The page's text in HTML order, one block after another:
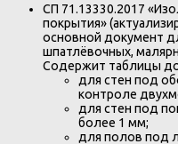
СП 71.13330.2017
покрытия»
основной документ
шпатлёвочных,
Содержит таблицы
для стен под
контроле
для стен под
более 1 мм;
для полов под